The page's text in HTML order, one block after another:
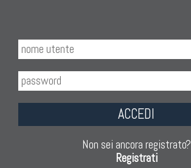
Tappeti Beluci
Tappeti Dal Mondo
ACCEDI
Non sei ancora registrato?
Registrati